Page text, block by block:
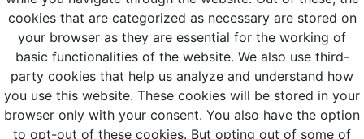
cookies that are categorized as necessary are stored on
your browser as they are essential for the working of
basic functionalities of the website. We also use third-
party cookies that help us analyze and understand how
you use this website. These cookies will be stored in your
browser only with your consent. You also have the option
to opt-out of these cookies. But opting out of some of